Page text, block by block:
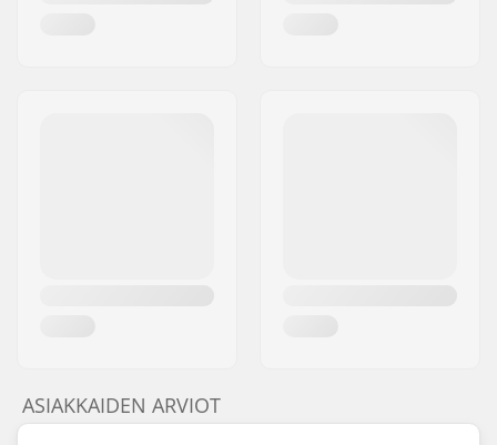
ASIAKKAIDEN ARVIOT